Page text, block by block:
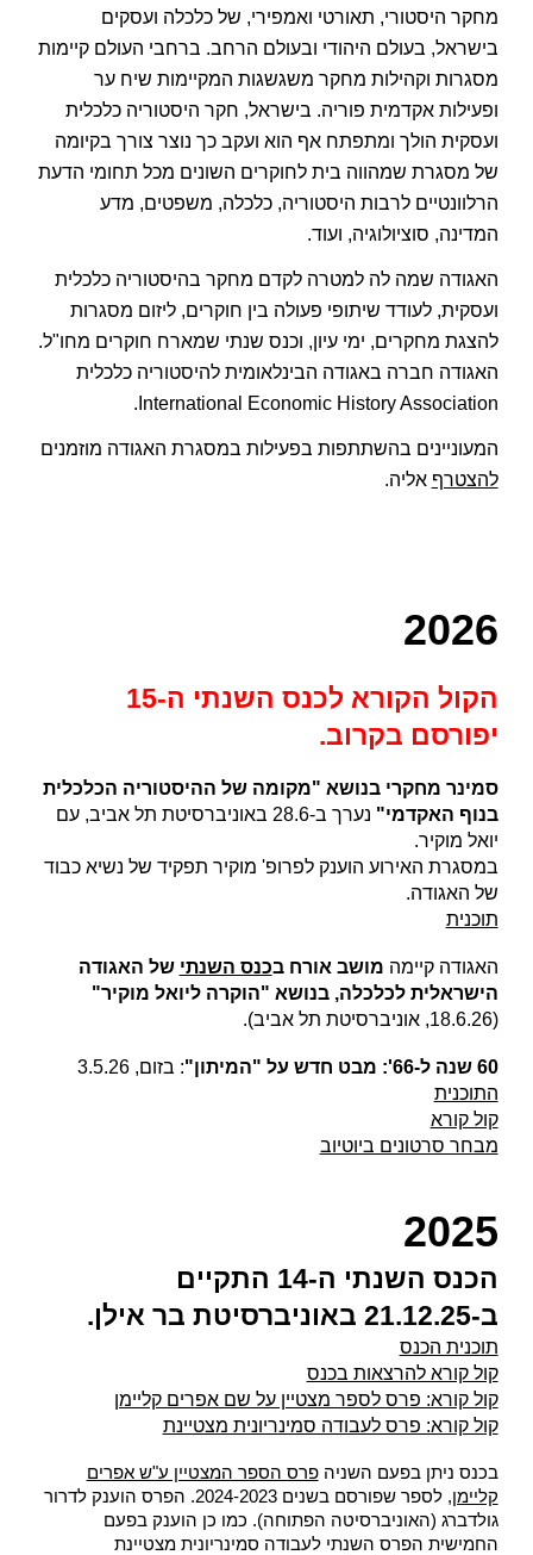
מחקר היסטורי, תאורטי ואמפירי, של כלכלה ועסקים
בישראל, בעולם היהודי ובעולם הרחב. ברחבי העולם קיימות
מסגרות וקהילות מחקר משגשגות המקיימות שיח ער
ופעילות אקדמית פוריה. בישראל, חקר היסטוריה כלכלית
ועסקית הולך ומתפתח אף הוא ועקב כך נוצר צורך בקיומה
של מסגרת שמהווה בית לחוקרים השונים מכל תחומי הדעת
הרלוונטיים לרבות היסטוריה, כלכלה, משפטים, מדע
המדינה, סוציולוגיה, ועוד.
האגודה שמה לה למטרה לקדם מחקר בהיסטוריה כלכלית
ועסקית, לעודד שיתופי פעולה בין חוקרים, ליזום מסגרות
להצגת מחקרים, ימי עיון, וכנס שנתי שמארח חוקרים מחו"ל.
האגודה חברה באגודה הבינלאומית להיסטוריה כלכלית
International Economic History Association.
המעוניינים בהשתתפות בפעילות במסגרת האגודה מוזמנים
להצטרף אליה.
2026
הקול הקורא לכנס השנתי ה-15
יפורסם בקרוב.
סמינר מחקריבנושא "מקומה של ההיסטוריה הכלכלית
בנוף האקדמי"
נערך ב-28.6 באוניברסיטת תל אביב, עם
יואל מוקיר.
במסגרת האירוע הוענק לפרופ' מוקיר תפקיד של נשיא כבוד
של האגודה.
תוכנית
האגודה קיימה מושב אורח בכנס השנתי של האגודה
הישראלית לכלכלה, בנושא "הוקרה ליואל מוקיר"
(18.6.26, אוניברסיטת תל אביב).
60 שנה ל-66': מבט חדש על "המיתון"
: בזום, 3.5.26
התוכנית
קול קורא
מבחר סרטונים ביוטיוב
2025
הכנס השנתי ה-14 התקיים
ב-21.12.25 באוניברסיטת בר אילן.
תוכנית הכנס
קול קורא להרצאות בכנס
קול קורא: פרס לספר מצטיין על שם אפרים קליימן
קול קורא: פרס לעבודה סמינריונית מצטיינת
בכנס ניתןבפעם השניה פרס הספר המצטיין ע"ש אפרים
קליימן, לספר שפורסם בשנים 202 4-2023
. הפרס הוענק לדרור
גולדברג (האוניברסיטה הפתוחה). כמו כן הוענק בפעם
החמישית הפרס השנתי לעבודה סמינריונית מצטיינת